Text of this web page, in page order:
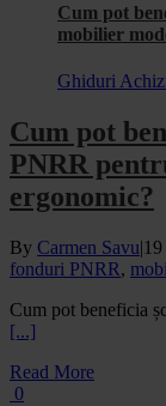
Cum pot
mobilier
Ghiduri
Cum pot
PNRR
ergonomic?
By Carmen Savu|
fonduri PNRR,
Cum pot beneficia
[...]
Read More
0